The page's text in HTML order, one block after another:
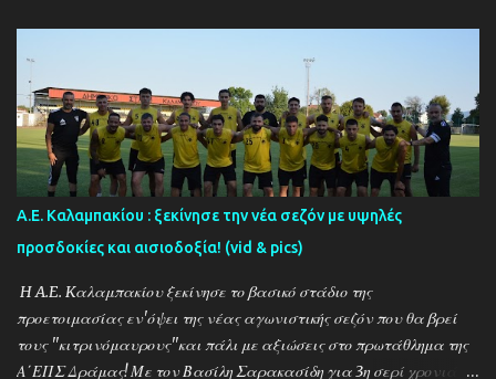
έχουν ως νέο προπονητή τον Μαροκινό πρώην σταρ του ΠΑΟΚ και
της Νάπολι Ομάρ Ελ Καντουρί! Η αποστολή της Κ19 του ΠΑΟΚ ,
αφού ολοκλήρωσε το πρώτο μέρος των προπονήσεων στη Σουρωτή,
μετακόμισε στη Δράμα όπου θα παραμείνει έως τις 4 Αυγούστου.
Στο διάστημα της παραμονής της στον Βώλακα, η ομάδα θα δώσει
τα πρώτα της φιλικά παιχνίδια απέναντι στην τοπική ομάδα και
τέσσερις αναμετρήσεις (με ΠΑΟΚ Κρηστώνης, Παραλίμνι, Αγ.
Νικόλαο και Ποσειδώνα Ν. Μηχανιώνας) μέχρι την επίσημη
σέντρα στα τέλη Αυγούστου. Απο την άλλη πλευρά ο προπ...
Α.Ε. Καλαμπακίου : ξεκίνησε την νέα σεζόν με υψηλές
προσδοκίες και αισιοδοξία! (vid & pics)
H A.E. Kαλαμπακίου ξεκίνησε το βασικό στάδιο της
προετοιμασίας εν'όψει της νέας αγωνιστικής σεζόν που θα βρεί
τους ''κιτρινόμαυρους''και πάλι με αξιώσεις στο πρωτάθλημα της
Α΄ΕΠΣ Δράμας! Με τον Βασίλη Σαρακασίδη για 3η σερί χρονιά